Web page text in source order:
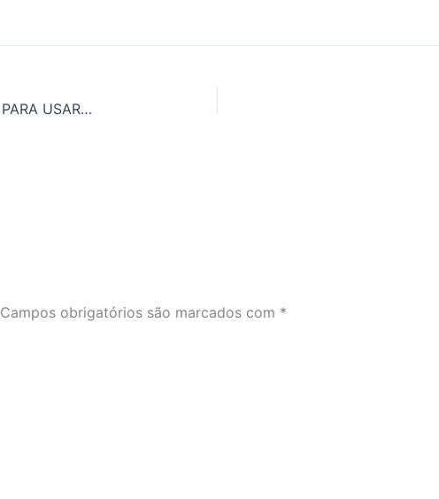
16 EXPRESSÕES SOBRE FUTEBOL EM INGLÊS PARA USAR NA COPA DO MUNDO 2018
Campos obrigatórios são marcados com *